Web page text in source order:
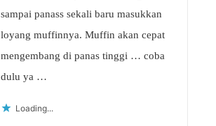
sampai panass sekali baru masukkan
loyang muffinnya. Muffin akan cepat
mengembang di panas tinggi … coba
dulu ya …
Loading...